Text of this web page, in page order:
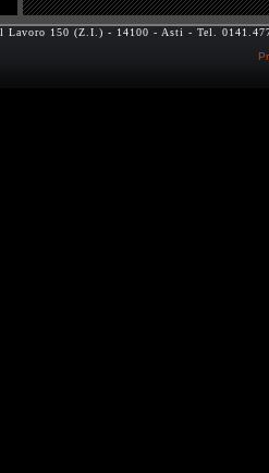
Lavoro 150 (Z.I.) - 14100 - Asti - Tel.